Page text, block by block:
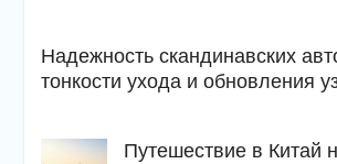
Надежность скандинавских
тонкости ухода и обновления
Путешествие в Китай